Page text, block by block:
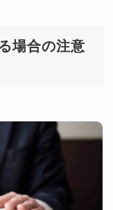
場合の注意